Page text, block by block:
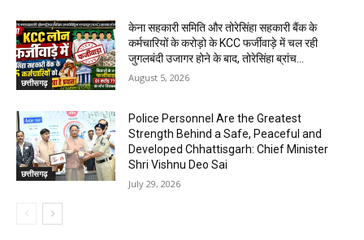
छत्तीसगढ़
केना सहकारी समिति और तोरेसिंहा सहकारी बैंक के
कर्मचारियों के करोड़ो के KCC फर्जीवाड़े में चल रही
जुगलबंदी उजागर होने के बाद, तोरेसिंहा ब्रांच...
August 5, 2026
छत्तीसगढ़
Police Personnel Are the Greatest
Strength Behind a Safe, Peaceful and
Developed Chhattisgarh: Chief Minister
Shri Vishnu Deo Sai
July 29, 2026